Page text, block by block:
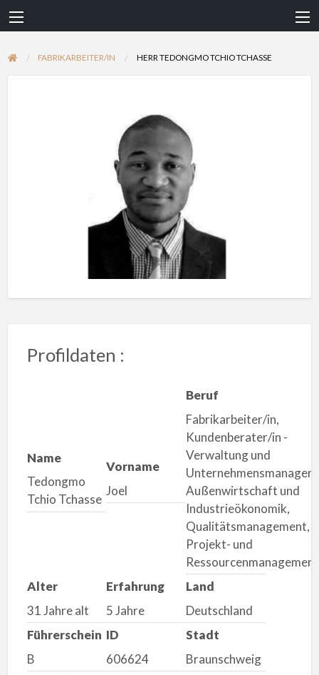
FABRIKARBEITER/IN HERR TEDONGMO TCHIO TCHASSE
Profildaten :
Name
Tedongmo
Tchio Tchasse
Vorname
Joel
Beruf
Fabrikarbeiter/in,
Kundenberater/in -
Verwaltung und
Außenwirtschaft und
Industrieökonomik,
Qualitätsmanagement,
Projekt- und
Ressourcenmanagement
Alter
31 Jahre alt
Erfahrung
5 Jahre
Land
Deutschland
Führerschein
B
ID
606624
Stadt
Braunschweig